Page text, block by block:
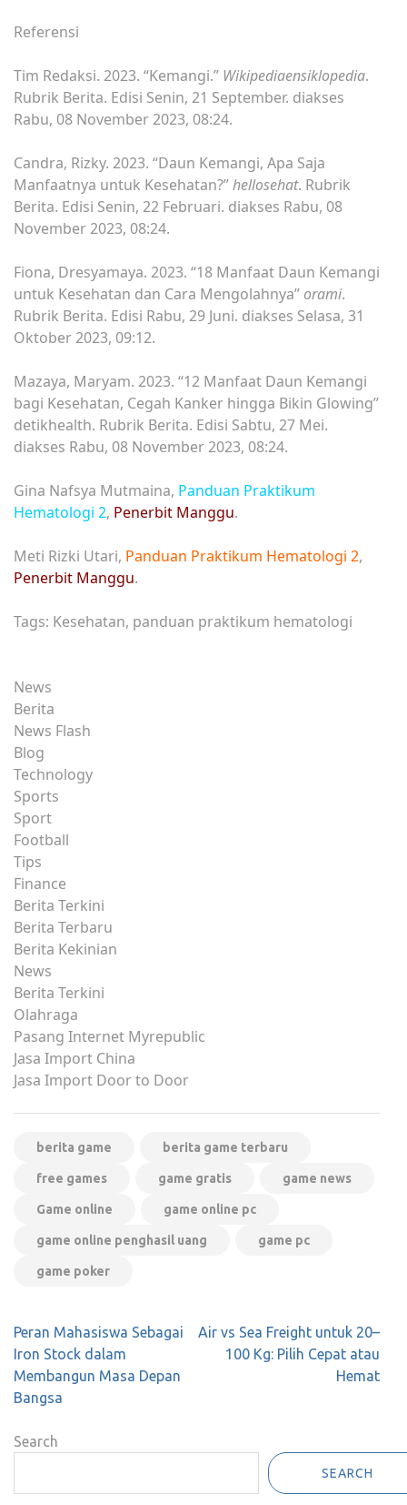
Referensi
Tim Redaksi. 2023. “Kemangi.” Wikipediaensiklopedia.
Rubrik Berita. Edisi Senin, 21 September. diakses
Rabu, 08 November 2023, 08:24.
Candra, Rizky. 2023. “Daun Kemangi, Apa Saja
Manfaatnya untuk Kesehatan?”hellosehat. Rubrik
Berita. Edisi Senin, 22 Februari. diakses Rabu, 08
November 2023, 08:24.
Fiona, Dresyamaya. 2023. “18 Manfaat Daun Kemangi
untuk Kesehatan dan Cara Mengolahnya” orami.
Rubrik Berita. Edisi Rabu, 29 Juni. diakses Selasa, 31
Oktober 2023, 09:12.
Mazaya, Maryam. 2023. “12 Manfaat Daun Kemangi
bagi Kesehatan, Cegah Kanker hingga Bikin Glowing”
detikhealth. Rubrik Berita. Edisi Sabtu, 27 Mei.
diakses Rabu, 08 November 2023, 08:24.
Gina Nafsya Mutmaina, Panduan Praktikum
Hematologi 2, Penerbit Manggu.
Meti Rizki Utari, Panduan Praktikum Hematologi 2,
Penerbit Manggu.
Tags: Kesehatan, panduan praktikum hematologi
News
Berita
News Flash
Blog
Technology
Sports
Sport
Football
Tips
Finance
Berita Terkini
Berita Terbaru
Berita Kekinian
News
Berita Terkini
Olahraga
Pasang Internet Myrepublic
Jasa Import China
Jasa Import Door to Door
berita game berita game terbaru
free games game gratis game news
Game online game online pc
game online penghasil uang game pc
game poker
Post
navigation
Peran Mahasiswa Sebagai
Iron Stock dalam
Membangun Masa Depan
Bangsa
Air vs Sea Freight untuk 20–
100 Kg: Pilih Cepat atau
Hemat
Search
SEARCH